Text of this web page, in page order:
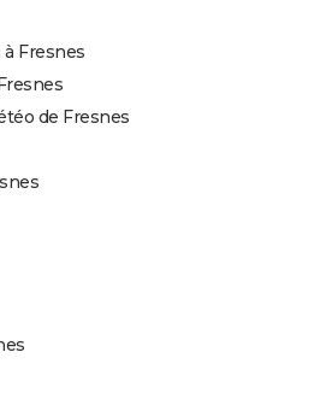
Fresnes
de Fresnes